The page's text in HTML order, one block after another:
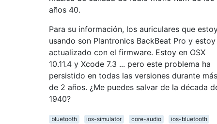
años 40.
Para su información, los auriculares que
usando son Plantronics BackBeat Pro y estoy
actualizado con el firmware. Estoy en OSX
10.11.4 y Xcode 7.3 ... pero este problema ha
persistido en todas las versiones durante más
de 2 años. ¿Me puedes salvar de la década
1940?
bluetooth ios-simulator core-audio
ios-bluetooth